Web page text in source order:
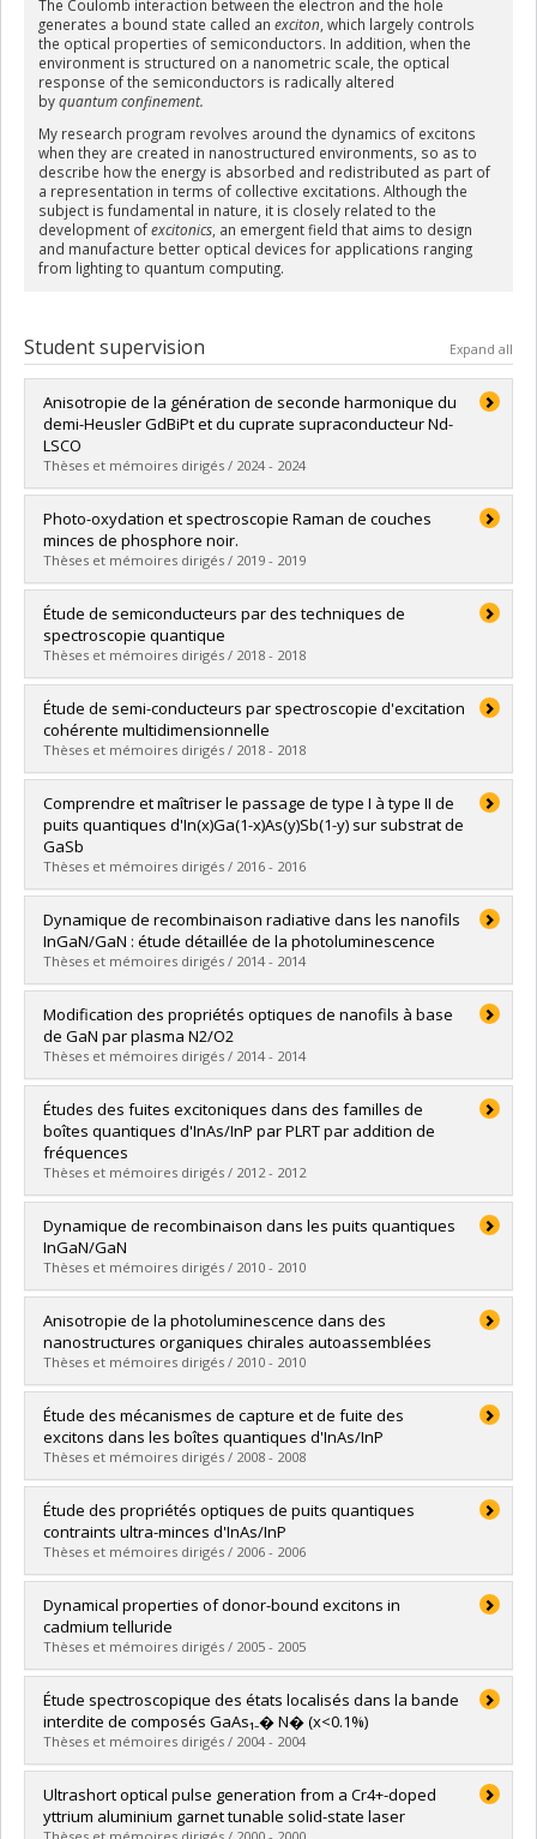
The Coulomb interaction between the electron and the hole
generates a bound state called an exciton , which largely controls
the optical properties of semiconductors. In addition, when the
environment is structured on a nanometric scale, the optical
response of the semiconductors is radically altered
byquantum confinement.
My research program revolves around the dynamics of excitons
when they are created in nanostructured environments, so as to
describe how the energy is absorbed and redistributed as part of
a representation in terms of collective excitations. Although the
subject is fundamental in nature, it is closely related to the
development ofexcitonics, an emergent field that aims to design
and manufacture better optical devices for applications ranging
from lighting to quantum computing.
Student supervision Expand all
Anisotropie de la génération de seconde harmonique du
demi-Heusler GdBiPt et du cuprate supraconducteur Nd-
LSCO
Thèses et mémoires dirigés / 2024 - 2024
Graduate :Daneau, Simon
Cycle :Doctoral
Grade :Ph. D.
Lien vers le document dans Papyrus
Photo-oxydation et spectroscopie Raman de couches
minces de phosphore noir.
Thèses et mémoires dirigés / 2019 - 2019
Graduate :Favron, Alexandre
Cycle :Doctoral
Grade :Ph. D.
Lien vers le document dans Papyrus
Étude de semiconducteurs par des techniques de
spectroscopie quantique
Thèses et mémoires dirigés / 2018 - 2018
Graduate :Leroux, Jimmy
Cycle :Master's
Grade :M. Sc.
Lien vers le document dans Papyrus
Étude de semi-conducteurs par spectroscopie d'excitation
cohérente multidimensionnelle
Thèses et mémoires dirigés / 2018 - 2018
Graduate :Grégoire, Pascal
Cycle :Doctoral
Grade :
Lien vers le document dans Papyrus
Comprendre et maîtriser le passage de type I à type II de
puits quantiques d'In(x)Ga(1-x)As(y)Sb(1-y) sur substrat de
GaSb
Thèses et mémoires dirigés / 2016 - 2016
Graduate : Gélinas, Guillaume
Cycle :Doctoral
Grade :Ph. D.
Lien vers le document dans Papyrus
Dynamique de recombinaison radiative dans les nanofils
InGaN/GaN : étude détaillée de la photoluminescence
Thèses et mémoires dirigés / 2014 - 2014
Graduate :Cardin, Vincent
Cycle :Master's
Grade :M. Sc.
Lien vers le document dans Papyrus
Modification des propriétés optiques de nanofils à base
de GaN par plasma N2/O2
Thèses et mémoires dirigés / 2014 - 2014
Graduate :Ferreira, Jason
Cycle : Master's
Grade :M. Sc.
Lien vers le document dans Papyrus
Études des fuites excitoniques dans des familles de
boîtes quantiques d'InAs/InP par PLRT par addition de
fréquences
Thèses et mémoires dirigés / 2012 - 2012
Graduate : Favron, Alexandre
Cycle :Master's
Grade :M. Sc.
Lien vers le document dans Papyrus
Dynamique de recombinaison dans les puits quantiques
InGaN/GaN
Thèses et mémoires dirigés / 2010 - 2010
Graduate : Brosseau, Colin N.
Cycle :Doctoral
Grade :Ph. D.
Lien vers le document dans Papyrus
Anisotropie de la photoluminescence dans des
nanostructures organiques chirales autoassemblées
Thèses et mémoires dirigés / 2010 - 2010
Graduate :Gosselin, Benoit
Cycle :Master's
Grade :M. Sc.
Lien vers le document dans Papyrus
Étude des mécanismes de capture et de fuite des
excitons dans les boîtes quantiques d'InAs/InP
Thèses et mémoires dirigés / 2008 - 2008
Graduate :Gélinas, Guillaume
Cycle :Master's
Grade :M. Sc.
Lien vers le document dans Papyrus
Étude des propriétés optiques de puits quantiques
contraints ultra-minces d'InAs/InP
Thèses et mémoires dirigés / 2006 - 2006
Graduate :Lanacer, Ali
Cycle :Doctoral
Grade :Ph. D.
Lien vers le document dans Papyrus
Dynamical properties of donor-bound excitons in
cadmium telluride
Thèses et mémoires dirigés / 2005 - 2005
Graduate :Li, Wei
Cycle :Master's
Grade :M. Sc.
Lien vers le document dans Papyrus
Étude spectroscopique des états localisés dans la bande
interdite de composés GaAs₁₋� N� (x<0.1%)
Thèses et mémoires dirigés / 2004 - 2004
Graduate :Yaïche, Zakia
Cycle : Master's
Ultrashort optical pulse generation from a Cr4+-doped
yttrium aluminium garnet tunable solid-state laser